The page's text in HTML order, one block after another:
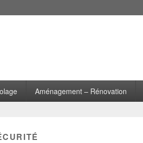
Aménagement – Rénovation